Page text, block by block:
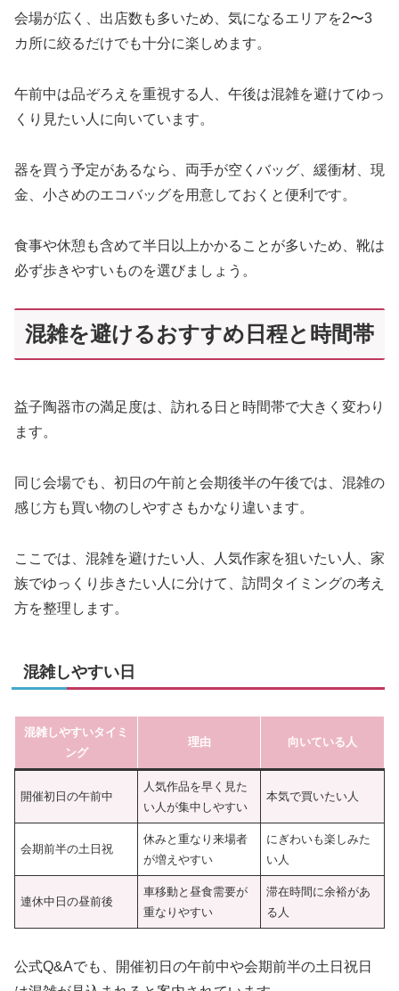
会場が広く、出店数も多いため、気になるエリアを2〜3
カ所に絞るだけでも十分に楽しめます。
午前中は品ぞろえを重視する人、午後は混雑を避けてゆっ
くり見たい人に向いています。
器を買う予定があるなら、両手が空くバッグ、緩衝材、現
金、小さめのエコバッグを用意しておくと便利です。
食事や休憩も含めて半日以上かかることが多いため、靴は
必ず歩きやすいものを選びましょう。
混雑を避けるおすすめ日程と時間帯
益子陶器市の満足度は、訪れる日と時間帯で大きく変わり
ます。
同じ会場でも、初日の午前と会期後半の午後では、混雑の
感じ方も買い物のしやすさもかなり違います。
ここでは、混雑を避けたい人、人気作家を狙いたい人、家
族でゆっくり歩きたい人に分けて、訪問タイミングの考え
方を整理します。
混雑しやすい日
混雑しやすいタイミ
ング
理由 向いている人
開催初日の午前中
人気作品を早く見た
い人が集中しやすい
本気で買いたい人
会期前半の土日祝
休みと重なり来場者
が増えやすい
にぎわいも楽しみた
い人
連休中日の昼前後
車移動と昼食需要が
重なりやすい
滞在時間に余裕があ
る人
公式Q&Aでも、開催初日の午前中や会期前半の土日祝日